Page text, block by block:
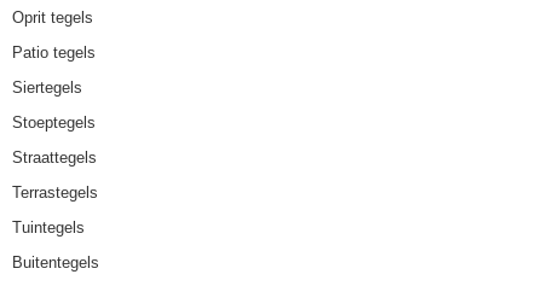
Oprit tegels
Patio tegels
Siertegels
Stoeptegels
Straattegels
Terrastegels
Tuintegels
Buitentegels